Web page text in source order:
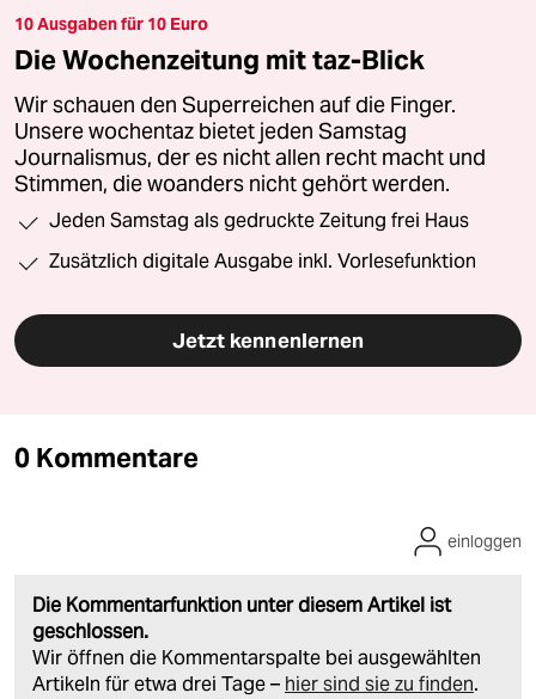
10 Ausgaben für 10 Euro
Die Wochenzeitung mit taz-Blick
Wir schauen den Superreichen auf die Finger.
Unsere wochentaz bietet jeden Samstag
Journalismus, der es nicht allen recht macht und
Stimmen, die woanders nicht gehört werden.
Jeden Samstag als gedruckte Zeitung frei Haus
Zusätzlich digitale Ausgabe inkl. Vorlesefunktion
Jetzt kennenlernen
0 Kommentare
Die Kommentarfunktion unter diesem Artikel ist
geschlossen.
Wir öffnen die Kommentarspalte bei ausgewählten
Artikeln für etwa drei Tage – hier sind sie zu finden.
einloggen